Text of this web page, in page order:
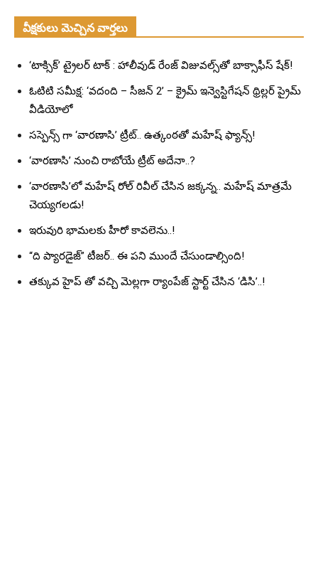
వీక్షకులు మెచ్చిన వార్తలు
‘టాక్సిక్’ ట్రైలర్ టాక్ : హాలీవుడ్ రేంజ్ విజువల్స్‌తో బాక్సాఫీస్ షేక్!
ఓటిటి సమీక్ష: ‘వదంది – సీజన్ 2’ – క్రైమ్ ఇన్వెస్టిగేషన్ థ్రిల్లర్ ప్రైమ్
వీడియోలో
సస్పెన్స్ గా ‘వారణాసి’ ట్రీట్.. ఉత్కంఠతో మహేష్ ఫ్యాన్స్!
‘వారణాసి’ నుంచి రాబోయే ట్రీట్ అదేనా..?
‘వారణాసి’లో మహేష్ రోల్ రివీల్ చేసిన జక్కన్న.. మహేష్ మాత్రమే
చెయ్యగలడు!
ఇరువురి భామలకు హీరో కావలెను..!
“ది ప్యారడైజ్” టీజర్.. ఈ పని ముందే చేసుండాల్సింది!
తక్కువ హైప్ తో వచ్చి మెల్లగా ర్యాంపేజ్ స్టార్ట్ చేసిన ‘డిసి’..!